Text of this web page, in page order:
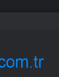
seçti